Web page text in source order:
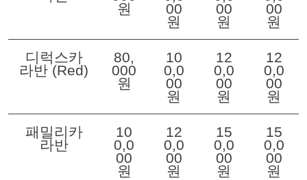
원
00
원
00
원
00
원
디럭스카
라반 (Red)
80,
000
원
10
0,0
00
원
12
0,0
00
원
12
0,0
00
원
패밀리카
라반
10
0,0
00
원
12
0,0
00
원
15
0,0
00
원
15
0,0
00
원